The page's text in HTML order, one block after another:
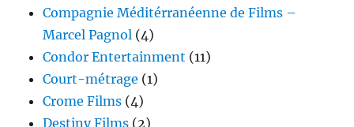
Compagnie Méditérranéenne de Films –
Marcel Pagnol (4)
Condor Entertainment (11)
Court-métrage (1)
Crome Films (4)
Destiny Films (2)